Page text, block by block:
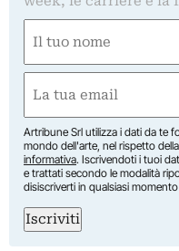
(Required)
First
(Required)
Artribune Srl utilizza i dati da te
mondo dell'arte, nel rispetto
informativa. Iscrivendoti i tuoi
e trattati secondo le modalità
disiscriverti in qualsiasi
Iscriviti